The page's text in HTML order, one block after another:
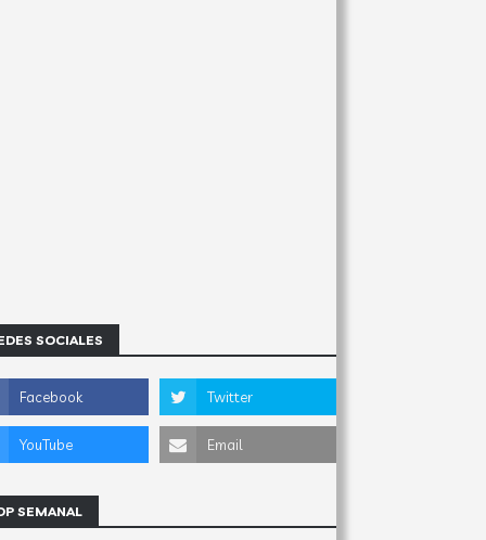
SOCIALES
SEMANAL